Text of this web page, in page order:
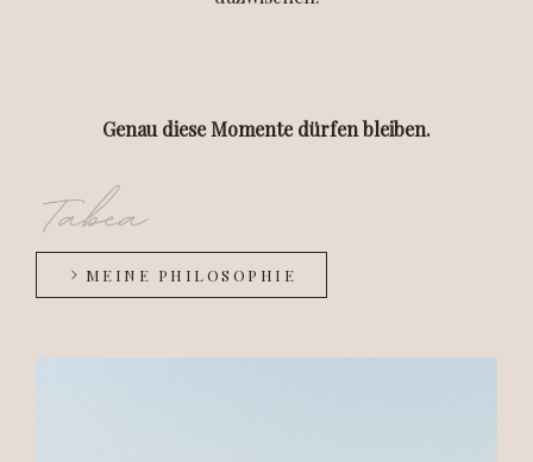
Genau diese Momente dürfen bleiben.
MEINE PHILOSOPHIE